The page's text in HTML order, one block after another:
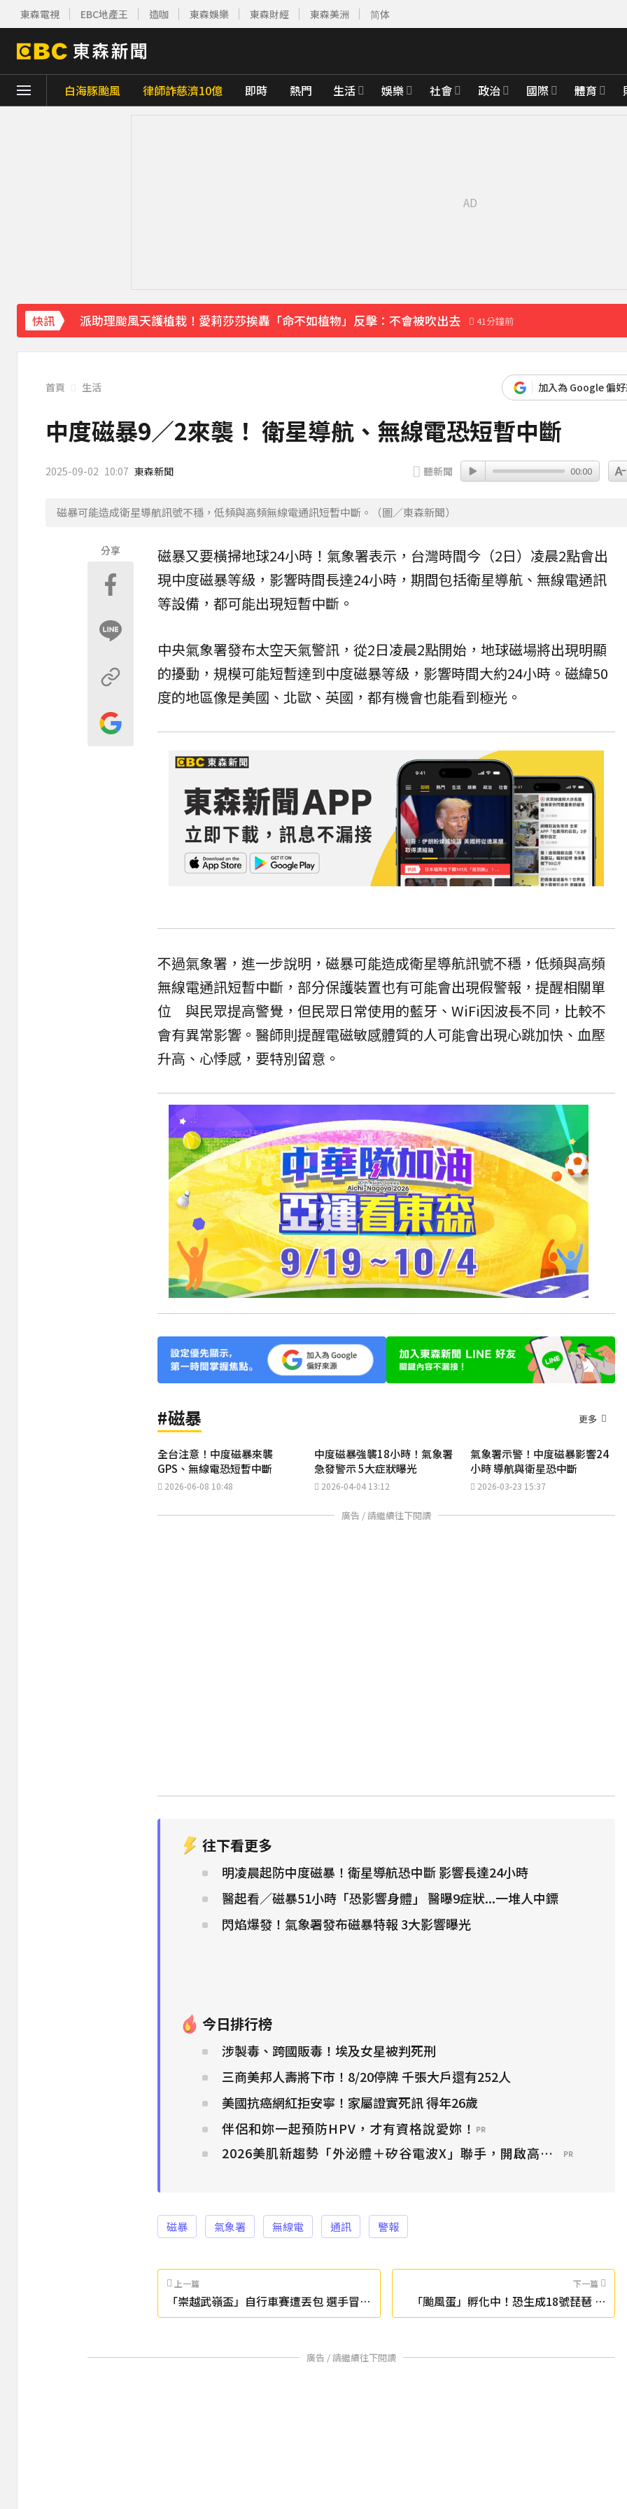
東森電視 EBC地產王 造咖 東森娛樂 東森財經 東森美洲 简体
白海豚颱風 律師詐慈濟10億 即時 熱門 生活 娛樂 社會 政治 國際 體育
快訊
派助理颱風天護植栽！愛莉莎莎挨轟「命不如植物」反擊：不會被吹出去
41分鐘前
首頁 生活 加入為 Google 偏
中度磁暴9／2來襲！ 衛星導航、無線電恐短暫中斷
2025-09-02 10:07 東森新聞 聽新聞 00:00
磁暴可能造成衛星導航訊號不穩，低頻與高頻無線電通訊短暫中斷。（圖／東森新聞）
分享 磁暴又要橫掃地球24小時！ 氣象署表示，台灣時間今（2日）凌晨2點會出
現中度磁暴等級，影響時間長達24小時，期間包括衛星導航、 無線電通訊
等設備，都可能出現短暫中斷。
中央氣象署發布太空天氣警訊，從2日凌晨2點開始，地球磁場將出現明顯
的擾動，規模可能短暫達到中度磁暴等級，影響時間大約24小時。磁緯50
度的地區像是美國、北歐、英國，都有機會也能看到極光。
不過氣象署，進一步說明，磁暴可能造成衛星導航訊號不穩，低頻與高頻
無線電通訊短暫中斷，部分保護裝置也有可能會出現假警報 ，提醒相關單
位 與民眾提高警覺，但民眾日常使用的藍牙、WiFi因波長不同，比較不
會有異常影響。醫師則提醒電磁敏感體質的人可能會出現心跳加快、血壓
升高、心悸感，要特別留意。
#磁暴 更多
全台注意！中度磁暴來襲
GPS、無線電恐短暫中斷
2026-06-08 10:48
中度磁暴強襲18小時！氣象署
急發警示 5大症狀曝光
2026-04-04 13:12
氣象署示警！中度磁暴影響24
小時 導航與衛星恐中斷
2026-03-23 15:37
廣告 / 請繼續往下閱讀
往下看更多
明凌晨起防中度磁暴！衛星導航恐中斷 影響長達24小時
醫起看／磁暴51小時「恐影響身體」 醫曝9症狀...一堆人中鏢
閃焰爆發！氣象署發布磁暴特報 3大影響曝光
今日排行榜
涉製毒、跨國販毒！埃及女星被判死刑
三商美邦人壽將下市！8/20停牌 千張大戶還有252人
美國抗癌網紅拒安寧！家屬證實死訊 得年26歲
伴侶和妳一起預防HPV，才有資格說愛妳！ PR
2026美肌新趨勢「外泌體＋矽谷電波X」聯手，開啟高階養膚新世代
PR
磁暴 氣象署 無線電 通訊 警報
上一篇
「崇越武嶺盃」自行車賽遭丟包 選手冒雨
等2小時接駁車
下一篇
「颱風蛋」孵化中！恐生成18號琵琶 路
徑預測曝光
廣告 / 請繼續往下閱讀